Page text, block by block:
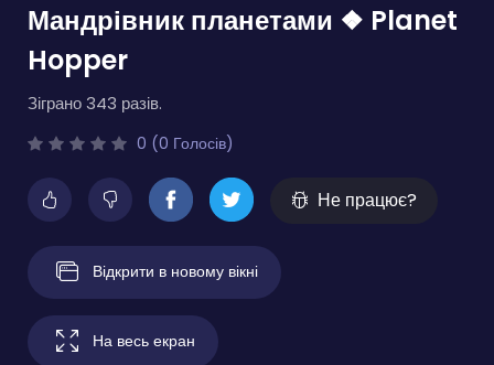
Мандрівник планетами ❖ Planet
Hopper
Зіграно 343 разів.
0 (0 Голосів)
Не працює?
Відкрити в новому вікні
На весь екран